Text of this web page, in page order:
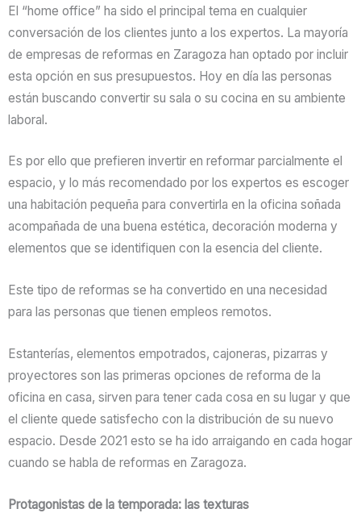
El “home office” ha sido el principal tema en cualquier
conversación de los clientes junto a los expertos. La mayoría
de empresas de reformas en Zaragoza han optado por incluir
esta opción en sus presupuestos. Hoy en día las personas
están buscando convertir su sala o su cocina en su ambiente
laboral.
Es por ello que prefieren invertir en reformar parcialmente el
espacio, y lo más recomendado por los expertos es escoger
una habitación pequeña para convertirla en la oficina soñada
acompañada de una buena estética, decoración moderna y
elementos que se identifiquen con la esencia del cliente.
Este tipo de reformas se ha convertido en una necesidad
para las personas que tienen empleos remotos.
Estanterías, elementos empotrados, cajoneras, pizarras y
proyectores son las primeras opciones de reforma de la
oficina en casa, sirven para tener cada cosa en su lugar y que
el cliente quede satisfecho con la distribución de su nuevo
espacio. Desde 2021 esto se ha ido arraigando en cada hogar
cuando se habla de reformas en Zaragoza.
Protagonistas de la temporada: las texturas